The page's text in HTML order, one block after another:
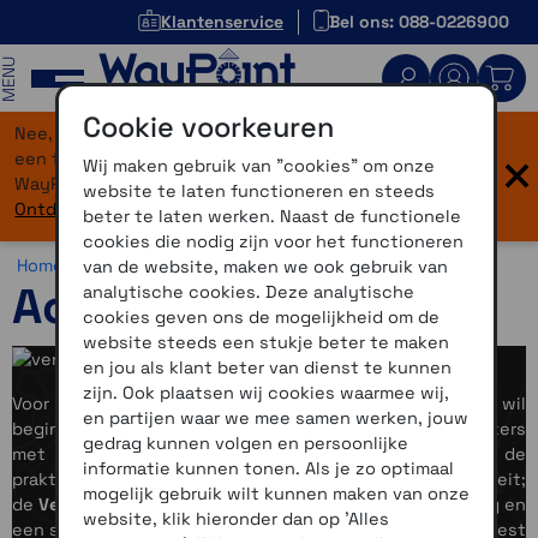
Klantenservice Bel ons: 088-0226900
Nee, je bent niet verdwaald! Onze website heeft
een flinke upgrade gekregen. Dezelfde vertrouwde
WayPoint-service, maar dan in een modern jasje.
Ontdek hier wat er allemaal nieuw is.
×
Home >Horloges >Actief bezig
Actief bezig
Voor wie een actieve levensstijl heeft of daaraan wil
beginnen, bieden we slimme horloges en activity trackers
met ingebouwde sportfuncties. Zo is er deVivoactive
, de
praktische alleskunner gericht op sportieve functionaliteit;
deVenu
die daarboven een premium, luxueuze afwerking en
een sterke wellness-focus biedt; deVivosmart
, onze meest
Cookie voorkeuren
Wij maken gebruik van "cookies" om onze
website te laten functioneren en steeds
beter te laten werken. Naast de functionele
cookies die nodig zijn voor het functioneren
van de website, maken we ook gebruik van
analytische cookies. Deze analytische
cookies geven ons de mogelijkheid om de
website steeds een stukje beter te maken
en jou als klant beter van dienst te kunnen
zijn. Ook plaatsen wij cookies waarmee wij,
en partijen waar we mee samen werken, jouw
gedrag kunnen volgen en persoonlijke
informatie kunnen tonen. Als je zo optimaal
mogelijk gebruik wilt kunnen maken van onze
website, klik hieronder dan op 'Alles